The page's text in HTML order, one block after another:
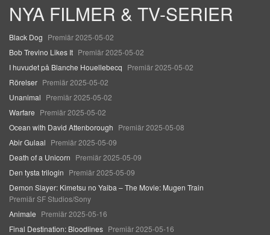
NYA FILMER & TV-SERIER
Black Dog Premiär 2025-05-02
Bob Trevino Likes It Premiär 2025-05-02
I huvudet på Blanche Houellebecq Premiär 2025-05-02
Rörelser Premiär 2025-05-02
Unanimal Premiär 2025-05-02
Warfare Premiär 2025-05-02
Ocean with David Attenborough Premiär 2025-05-08
Abir Gulaal Premiär 2025-05-09
Death of a Unicorn Premiär 2025-05-09
Den tysta trilogin Premiär 2025-05-09
Demon Slayer: Kimetsu no Yaiba – The Movie: Mugen Train
Premiär SF Studios/Sony
Animale Premiär 2025-05-16
Final Destination: Bloodlines Premiär 2025-05-16